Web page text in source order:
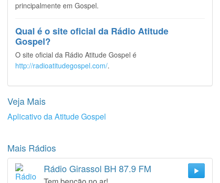
principalmente em Gospel.
Qual é o site oficial da Rádio Atitude
Gospel?
O site oficial da Rádio Atitude Gospel é
http://radioatitudegospel.com/.
Veja Mais
Aplicativo da Atitude Gospel
Mais Rádios
Rádio Girassol BH 87.9 FM